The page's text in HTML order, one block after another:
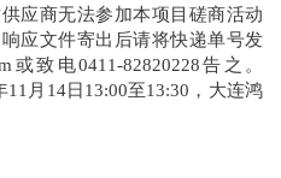
应商无法参加本项目磋商活动
应文件寄出后请将快递单号发
或致电0411-82820228告之。
11月14日13:00至13:30，大连鸿